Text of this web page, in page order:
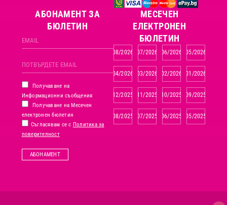
АБОНАМЕНТ ЗА
БЮЛЕТИН
Получаване на
Информационни съобщения
Получаване на Месечен
електронен бюлетин
Съгласявам се с Политика за
поверителност
АБОНАМЕНТ
MЕСЕЧЕН
ЕЛЕКТРОНЕН
БЮЛЕТИН
08/2026 07/2026 06/2026 05/2026
04/2026 03/2026 02/2026 01/2026
12/2025 11/2025 10/2025 09/2025
08/2025 07/2025 06/2025 05/2025